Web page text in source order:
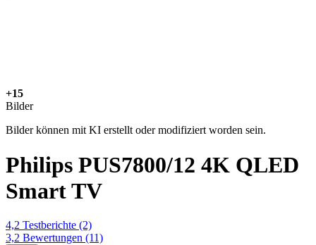
+15
Bilder
Bilder können mit KI erstellt oder modifiziert worden sein.
Philips PUS7800/12 4K QLED
Smart TV
4,2 Testberichte (2)
3,2 Bewertungen (11)